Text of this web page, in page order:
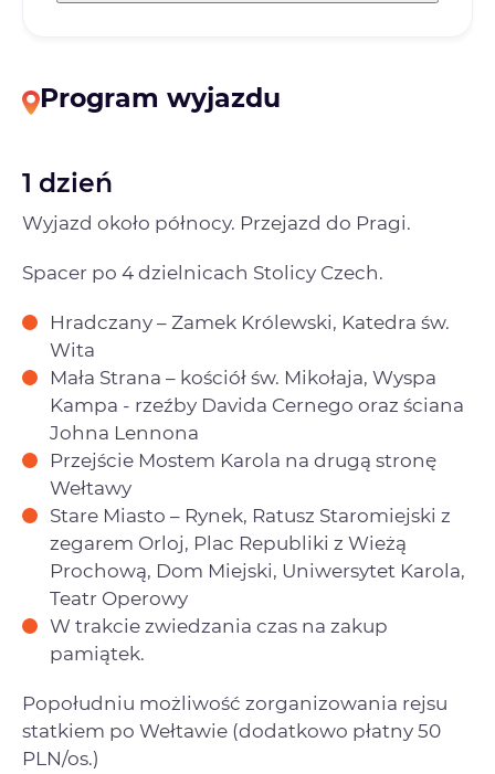
Program wyjazdu
1 dzień
Wyjazd około północy. Przejazd do Pragi.
Spacer po 4 dzielnicach Stolicy Czech.
Hradczany – Zamek Królewski, Katedra św.
Wita
Mała Strana – kościół św. Mikołaja, Wyspa
Kampa - rzeźby Davida Cernego oraz ściana
Johna Lennona
Przejście Mostem Karola na drugą stronę
Wełtawy
Stare Miasto – Rynek, Ratusz Staromiejski z
zegarem Orloj, Plac Republiki z Wieżą
Prochową, Dom Miejski, Uniwersytet Karola,
Teatr Operowy
W trakcie zwiedzania czas na zakup
pamiątek.
Popołudniu możliwość zorganizowania rejsu
statkiem po Wełtawie (dodatkowo płatny 50
PLN/os.)